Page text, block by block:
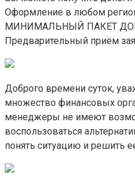
Оформление в любом
МИНИМАЛЬНЫЙ ПАКЕТ
Предварительный приём
Доброго времени суток,
множество финансовых
менеджеры не имеют
воспользоваться
понять ситуацию и решить